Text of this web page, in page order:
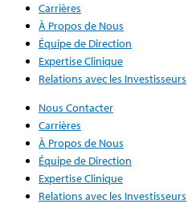
Carrières
À Propos de Nous
Équipe de Direction
Expertise Clinique
Relations avec les Investisseurs
Nous Contacter
Carrières
À Propos de Nous
Équipe de Direction
Expertise Clinique
Relations avec les Investisseurs